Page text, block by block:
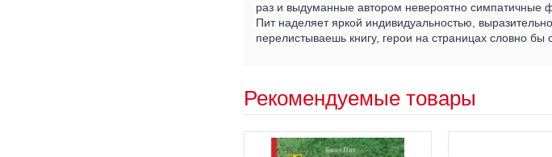
раз и выдуманные автором невероятно симпатичные
Пит наделяет яркой индивидуальностью,
перелистываешь книгу, герои на страницах словно
Рекомендуемые товары